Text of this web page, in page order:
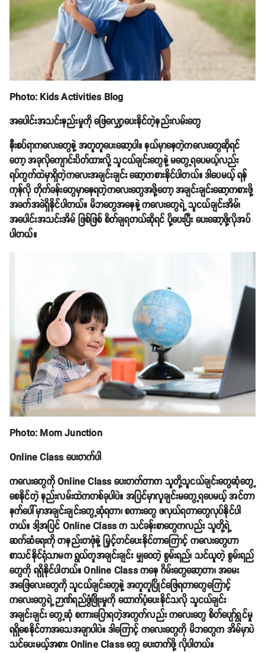
Photo: Kids Activities Blog
အပေါင်းအသင်းနည်းမှုကို ဖြေလျှော့ပေးနိုင်တဲ့နည်းလမ်းတွေ
နီးစပ်ရာကလေးတွေနဲ့ အတူတူပေးဆော့ပါ။ နယ်မှာနေတဲ့ကလေးတွေဆိုရင်
တော့ အခုလိုကျောင်းပိတ်ထားလို့ သူငယ်ချင်းတွေနဲ့ မတွေ့ရပေမယ့်လည်း
ရပ်ကွက်ထဲမှာရှိတဲ့ကလေးအချင်းချင်း ဆော့ကစားနိုင်ပါတယ်။ ဒါပေမယ့် ရန်
ကုန်လို တိုက်ခန်းတွေမှာနေရတဲ့ကလေးတွေအဖို့တော့ အချင်းချင်းဆော့ကစားဖို့
အခက်အခဲရှိနိုင်ပါတယ်။ မိဘတွေအနေနဲ့ ကလေးတွေရဲ့ သူငယ်ချင်းအိမ်၊
အပေါင်းအသင်းအိမ် ဖြစ်ဖြစ် စိတ်ချရတယ်ဆိုရင် ပို့ပေးပြီး ပေးဆော့ဖို့လိုအပ်
ပါတယ်။
Photo: Mom Junction
Online Class ပေးတက်ပါ
ကလေးတွေကို Online Class ပေးတက်တာက သူတို့သူငယ်ချင်းတွေဆုံတွေ့
စေနိုင်တဲ့ နည်းလမ်းထဲကတစ်ခုပါပဲ။ အပြင်မှာလူချင်းမတွေ့ရပေမယ့် အင်တာ
နက်ပေါ်မှာအချင်းချင်းတွေ့ဆုံရတာ၊ စကားတွေ ဖလှယ်ရတာတွေလုပ်နိုင်ပါ
တယ်။ ဒါ့အပြင် Online Class က သင်ခန်းစာတွေကလည်း သူတို့ရဲ့
ဆက်ဆံရေးကို တနည်းတဖုံနဲ့ မြှင့်တင်ပေးနိုင်တာကြောင့် ကလေးတွေဟာ
စာသင်နိုင်ရုံသာမက ရွယ်တူအချင်းချင်း မျှဝေတဲ့ စွမ်းရည်၊ သင်ယူတဲ့ စွမ်းရည်
တွေကို ရရှိနိုင်ပါတယ်။ Online Class ကနေ ဂိမ်းတွေဆော့တာ၊ အမေး
အဖြေလေးတွေကို သူငယ်ချင်းတွေနဲ့ အတူတူပြိုင်ဖြေရတာတွေကြောင့်
ကလေးတွေရဲ့ ဉာဏ်ရည်ဖွံဖြိုးမှုကို ထောက်ပံ့ပေးနိုင်သလို သူငယ်ချင်း
အချင်းချင်း တွေ့ဆုံ စကားပြောရတဲ့အတွက်လည်း ကလေးတွေ စိတ်ပျော်ရွှင်မှု
ရရှိစေနိုင်တာအသေအချာပါပဲ။ ဒါကြောင့် ကလေးတွေကို မိဘတွေက အိမ်မှာပဲ
သင်ပေးမယ့်အစား Online Class တွေ ပေးတက်ဖို့ လိုပါတယ်။